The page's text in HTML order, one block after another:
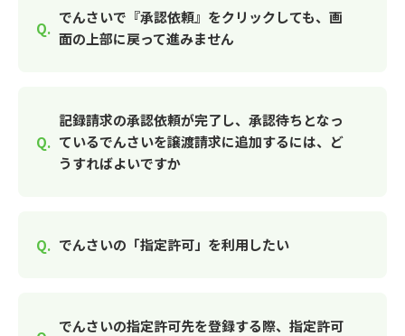
でんさいで『承認依頼』をクリックしても、画
面の上部に戻って進みません
記録請求の承認依頼が完了し、承認待ちとなっ
ているでんさいを譲渡請求に追加するには、ど
うすればよいですか
でんさいの「指定許可」を利用したい
でんさいの指定許可先を登録する際、指定許可